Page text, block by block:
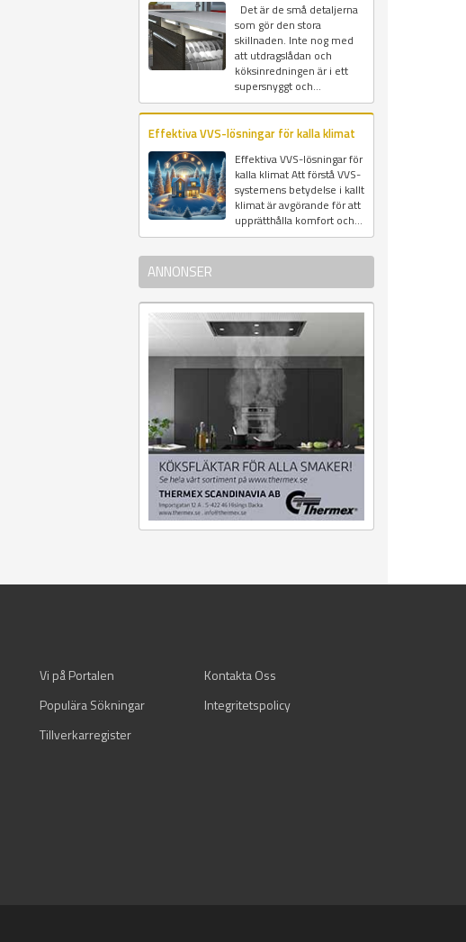
Det är de små detaljerna
som gör den stora
skillnaden. Inte nog med
att utdragslådan och
köksinredningen är i ett
supersnyggt och...
Effektiva VVS-lösningar för kalla klimat
Effektiva VVS-lösningar för
kalla klimat Att förstå VVS-
systemens betydelse i kallt
klimat är avgörande för att
upprätthålla komfort och...
ANNONSER
Vi på Portalen
Kontakta Oss
Populära Sökningar
Integritetspolicy
Tillverkarregister